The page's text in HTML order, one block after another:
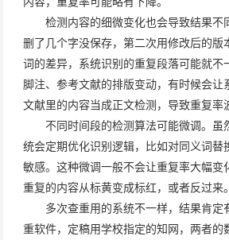
检测内容的细微变化也会导致结果不
删了几个字没保存，第二次用修改后的版
词的差异，系统识别的重复段落可能就不
脚注、参考文献的排版变动，有时候会让
文献里的内容当成正文检测，导致重复率
不同时间段的检测算法可能微调。虽
统会定期优化识别逻辑，比如对同义词替
敏感。这种微调一般不会让重复率大幅变
重复的内容从标黄变成标红，或者反过来。
多次查重用的系统不一样，结果肯定
重软件，定稿用学校指定的知网，两者的